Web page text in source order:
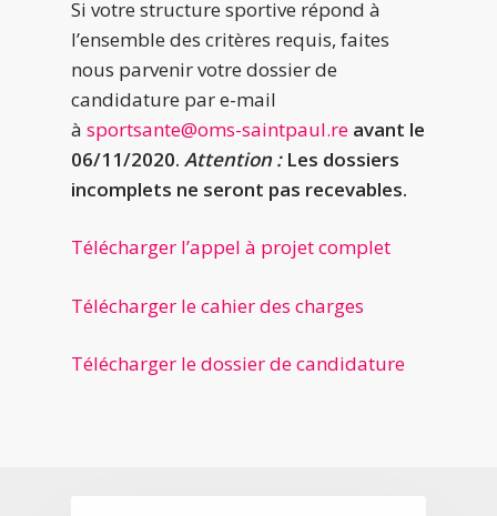
Si votre structure sportive répond à
l’ensemble des critères requis, faites
nous parvenir votre dossier de
candidature par e-mail
à sportsante@oms-saintpaul.re avant le
06/11/2020. Attention :Les dossiers
incomplets ne seront pas recevables.
Télécharger l’appel à projet complet
Télécharger le cahier des charges
Télécharger le dossier de candidature